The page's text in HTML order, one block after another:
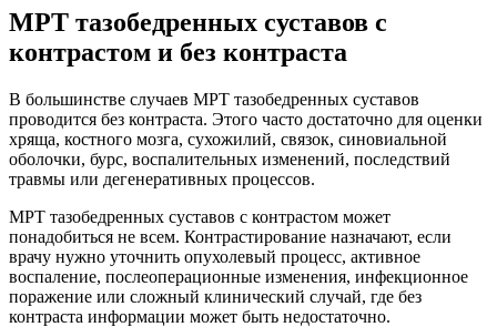
МРТ тазобедренных суставов с
контрастом и без контраста
В большинстве случаев МРТ тазобедренных суставов
проводится без контраста. Этого часто достаточно для оценки
хряща, костного мозга, сухожилий, связок, синовиальной
оболочки, бурс, воспалительных изменений, последствий
травмы или дегенеративных процессов.
МРТ тазобедренных суставов с контрастом может
понадобиться не всем. Контрастирование назначают, если
врачу нужно уточнить опухолевый процесс, активное
воспаление, послеоперационные изменения, инфекционное
поражение или сложный клинический случай, где без
контраста информации может быть недостаточно.